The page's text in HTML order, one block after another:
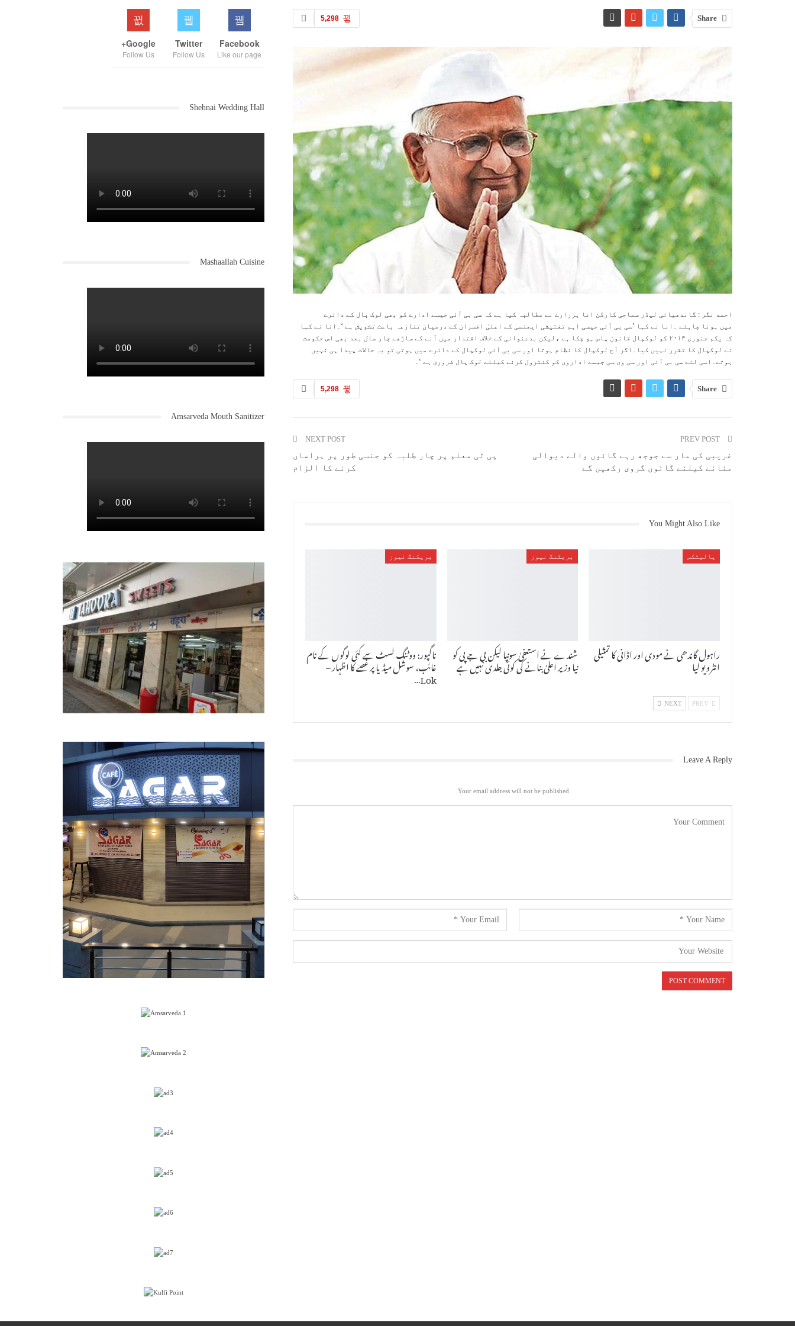
5,298 Share
احمد نگر : گاندھیائی لیڈر سماجی کارکن انا ہززارے نے مطالبہ کیا ہے کہ سی بی آئی جیسے ادارے کو بھی لوک پال کے دائرے
میں ہونا چاہئے ۔انا نے کہا ’سی بی آئی جیسی اہم تفتیشی ایجنسی کے اعلیٰ افسران کے درمیان تنازعہ باعث تشویش ہے ‘۔انا نے کہا
کہ یکم جنوری ۲۰۱۴ کو لوکپال قانون پاس ہو چکا ہے ،لیکن بدعنوانی کے خلاف اقتدار میں آنے کے ساڑھے چار سال بعد بھی اس حکومت
نے لوکپال کا تقرر نہیں کیا۔اگر آج لوکپال کا نظام ہوتا اور سی بی آئی لوکپال کے دائرے میں ہوتی تو یہ حالات پیدا ہی نہیں
ہوتے۔اسی لئے سی بی آئی اور سی وی سی جیسے اداروں کو کنٹرول کرنے کیلئے لوک پال ضروری ہے ‘۔
5,298 Share
غریبی کی مار سے جوجھ رہے گائوں والے دیوالی
منانے کیلئے گائوں گروی رکھیں گے
NEXT POST
پی ٹی معلم پر چار طلبہ کو جنسی طور پر ہراساں
کرنے کا الزام
You Might Also Like
پالیٹکس
راہول گاندھی نے مودی اور اڈانی کا تمثیلی
انٹرویو لیا
بریکنگ نیوز
شندے نے استعفیٰ سونپا لیکن بی جے پی کو
نیا وزیر اعلیٰ بنانے کی کوئی جلدی نہیں ہے
بریکنگ نیوز
ناگپور: ووٹنگ لسٹ سے کئی لوگوں کے نام
غائب، سوشل میڈیا پر غصے کا اظہار –
Lok…
NEXT
Leave A Reply
Your email address will not be published.
Facebook
Like our page
Twitter
Follow Us
Google+
Follow Us
Shehnai Wedding Hall
Mashaallah Cuisine
Amsarveda Mouth Sanitizer